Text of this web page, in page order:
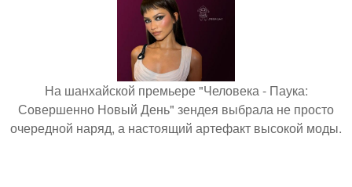
На шанхайской премьере "Человека - Паука:
Совершенно Новый День" зендея выбрала не просто
очередной наряд, а настоящий артефакт высокой моды.